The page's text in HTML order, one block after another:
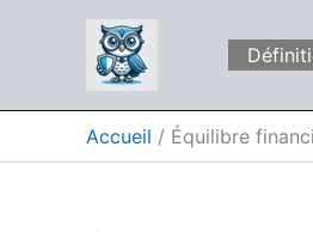
Accueil Équilibre